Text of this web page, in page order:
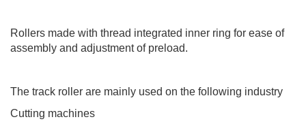
Rollers made with thread integrated inner ring for ease of
assembly and adjustment of preload.
The track roller are mainly used on the following industry
Cutting machines